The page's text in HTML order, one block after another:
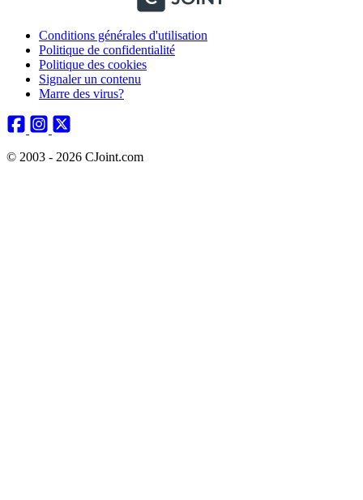
Conditions générales d'utilisation
Politique de confidentialité
Politique des cookies
Signaler un contenu
Marre des virus?
© 2003 - 2026 CJoint.com